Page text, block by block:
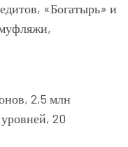
«Богатырь» и
2,5 млн
20